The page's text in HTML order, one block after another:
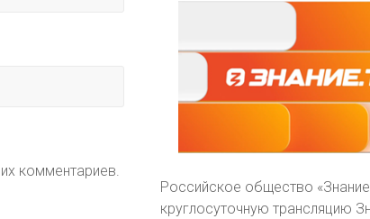
комментариев.
Российское общество
круглосуточную трансляцию